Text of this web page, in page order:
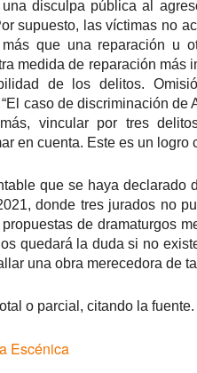
disculpa pública al
supuesto, las víctimas no
que una reparación u
medida de reparación más
de los delitos.
caso de discriminación
vincular por tres
en cuenta. Este es un logro
que se haya
donde tres jurados no
de dramaturgos
quedará la duda si no
una obra merecedora de
o parcial, citando la fuente.
Escénica
𝗰𝗼𝗻 𝗵𝘂𝗺𝗼𝗿.
comienza este verano en Foro
de una noche sin dramas (𝘰
𝘳𝘪𝘴𝘢)!
4 y 18 de Julio / 1 de Agosto
Blake (Ensenada #103, Col.
NI PRINCESAS NI
CRÍTICA
H Cancino
como viejos amigos parecen
para revelar una vocación
ciudad, el cuál vivió uno de esos